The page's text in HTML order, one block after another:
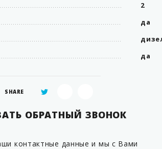
2
да
да
SHARE
ОБРАТНЫЙ ЗВОНОК
контактные данные и мы с Вами